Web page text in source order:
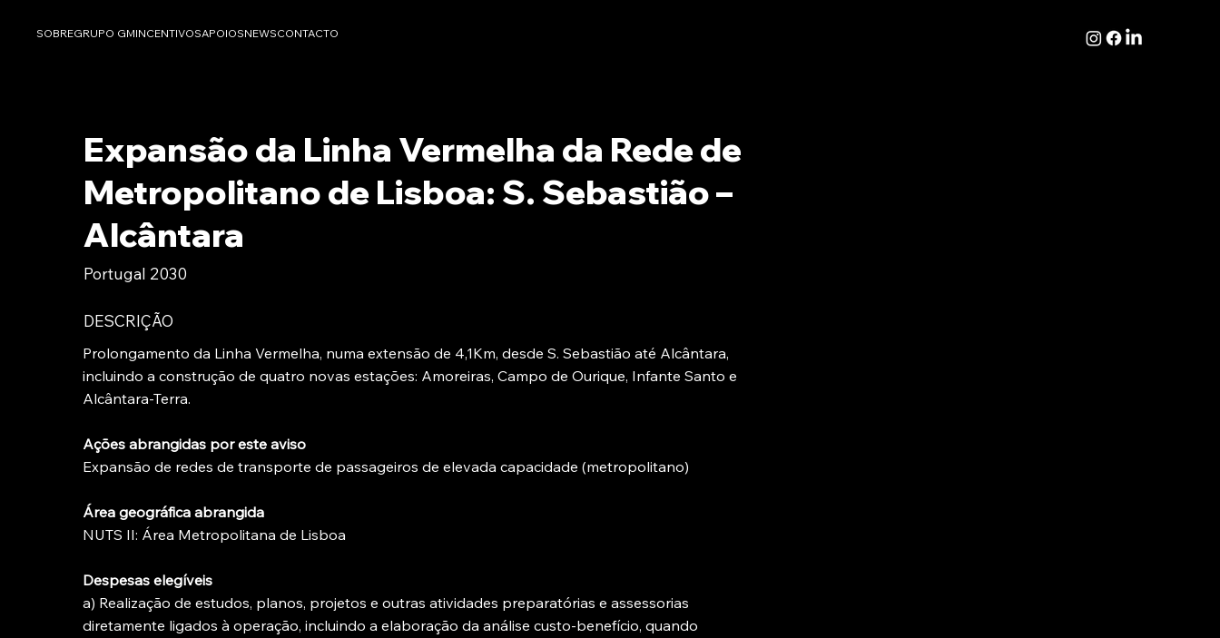
SOBREGRUPO GMINCENTIVOSAPOIOSNEWSCONTACTO
Expansão da Linha Vermelha da Rede de
Metropolitano de Lisboa: S. Sebastião –
Alcântara
Portugal 2030
DESCRIÇÃO
Prolongamento da Linha Vermelha, numa extensão de 4,1Km, desde S. Sebastião até Alcântara,
incluindo a construção de quatro novas estações: Amoreiras, Campo de Ourique, Infante Santo e
Alcântara-Terra.
Ações abrangidas por este aviso
Expansão de redes de transporte de passageiros de elevada capacidade (metropolitano)
Área geográfica abrangida
NUTS II: Área Metropolitana de Lisboa
Despesas elegíveis
a) Realização de estudos, planos, projetos e outras atividades preparatórias e assessorias
diretamente ligados à operação, incluindo a elaboração da análise custo-benefício, quando